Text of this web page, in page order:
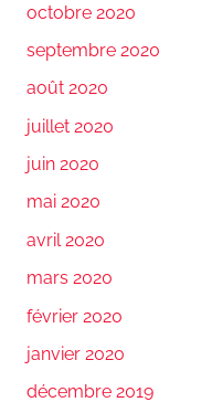
octobre 2020
septembre 2020
août 2020
juillet 2020
juin 2020
mai 2020
avril 2020
mars 2020
février 2020
janvier 2020
décembre 2019